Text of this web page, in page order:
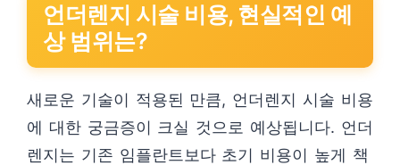
언더렌지 시술 비용, 현실적인 예
상 범위는?
새로운 기술이 적용된 만큼, 언더렌지 시술 비용
에 대한 궁금증이 크실 것으로 예상됩니다. 언더
렌지는 기존 임플란트보다 초기 비용이 높게 책